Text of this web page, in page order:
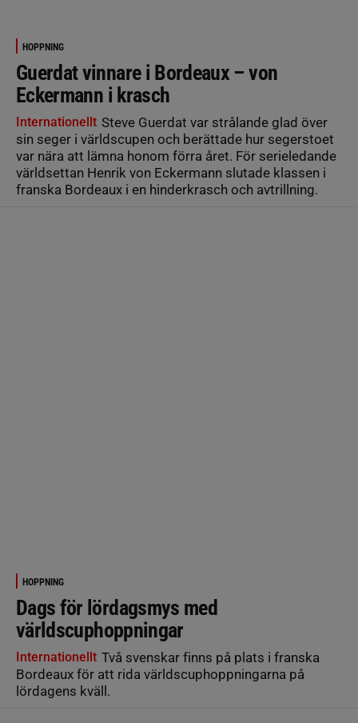
HOPPNING
Guerdat vinnare i Bordeaux – von
Eckermann i krasch
Internationellt Steve Guerdat var strålande glad över
sin seger i världscupen och berättade hur segerstoet
var nära att lämna honom förra året. För serieledande
världsettan Henrik von Eckermann slutade klassen i
franska Bordeaux i en hinderkrasch och avtrillning.
HOPPNING
Dags för lördagsmys med
världscuphoppningar
Internationellt Två svenskar finns på plats i franska
Bordeaux för att rida världscuphoppningarna på
lördagens kväll.